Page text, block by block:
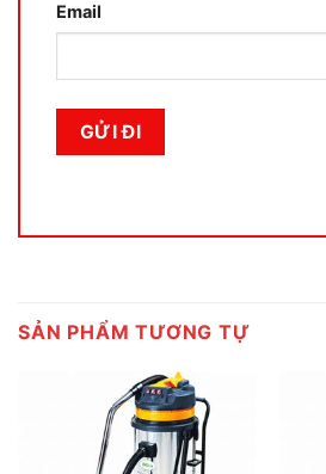
Email
SẢN PHẨM TƯƠNG TỰ